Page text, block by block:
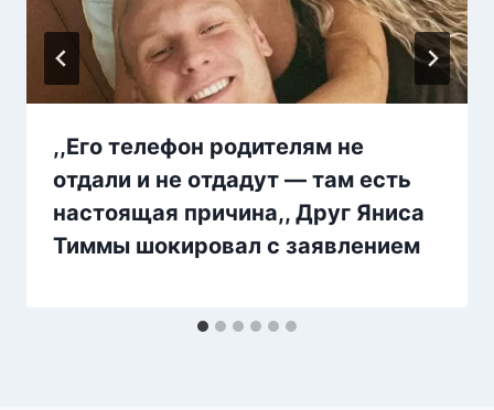
,,Его телефон родителям не
отдали и не отдадут — там есть
настоящая причина,, Друг Яниса
Тиммы шокировал с заявлением